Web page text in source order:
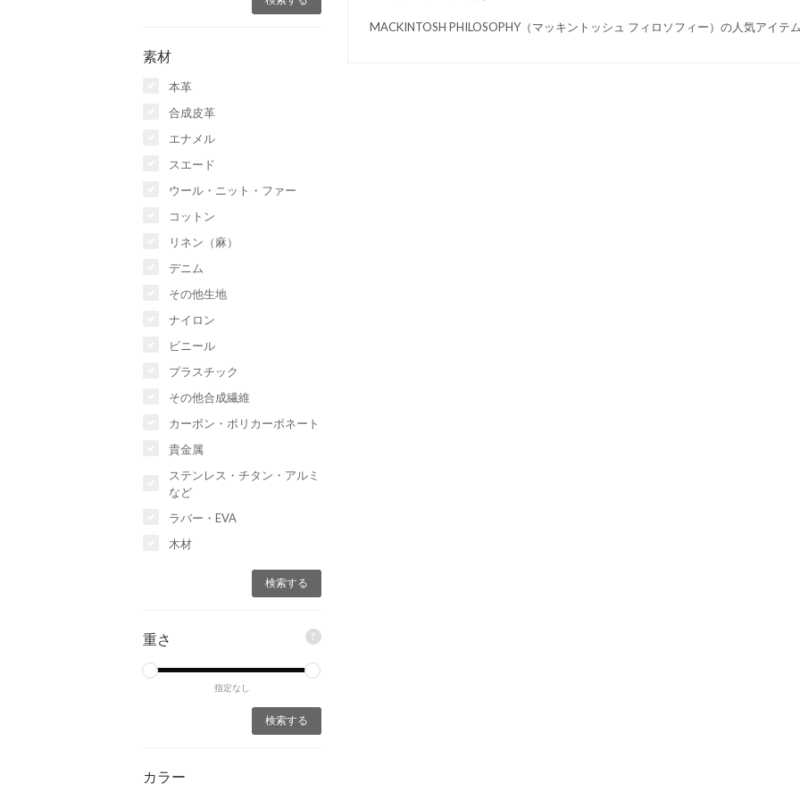
素材
本革
合成皮革
エナメル
スエード
ウール・ニット・ファー
コットン
リネン（麻）
デニム
その他生地
ナイロン
ビニール
プラスチック
その他合成繊維
カーボン・ポリカーボネート
貴金属
ステンレス・チタン・アルミ
など
ラバー・EVA
木材
重さ ?
指定なし
カラー
MACKINTOSH PHILOSOPHY（マッキントッシュ フィロソフィー）の人気アイテ